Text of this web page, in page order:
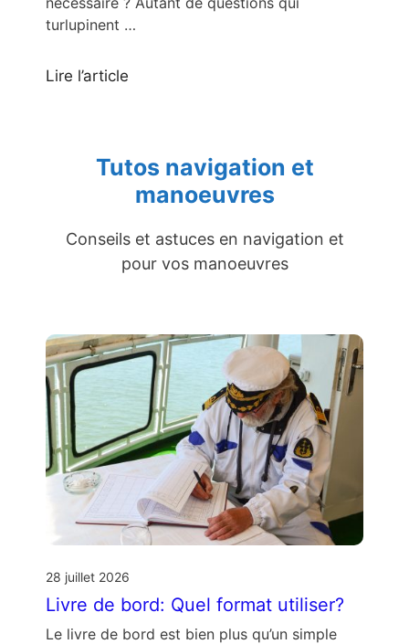
turlupinent …
Lire l’article
Tutos navigation et
manoeuvres
Conseils et astuces en navigation et
pour vos manoeuvres
28 juillet 2026
Livre de bord: Quel format utiliser?
Le livre de bord est bien plus qu’un simple